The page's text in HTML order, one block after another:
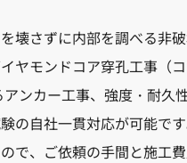
壊さずに内部を調べる非
ヤモンドコア穿孔工事（
ンカー工事、強度・耐久
の自社一貫対応が可能で
で、ご依頼の手間と施工